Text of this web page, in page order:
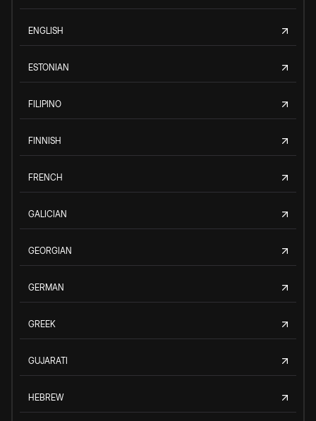
ENGLISH
ESTONIAN
FILIPINO
FINNISH
FRENCH
GALICIAN
GEORGIAN
GERMAN
GREEK
GUJARATI
HEBREW